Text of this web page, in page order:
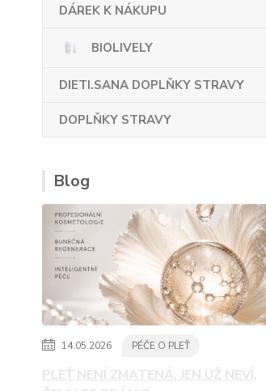
DÁREK K NÁKUPU
BIOLIVELY
DIETI.SANA DOPLŇKY STRAVY
DOPLŇKY STRAVY
Blog
14.05.2026 PÉČE O PLEŤ
PLEŤ NENÍ ZMATENÁ. JEN UŽ NEVÍ,